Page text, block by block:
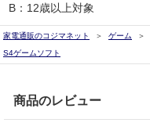
B：12歳以上対象
家電通販のコジマネット ゲーム
S4ゲームソフト
商品のレビュー